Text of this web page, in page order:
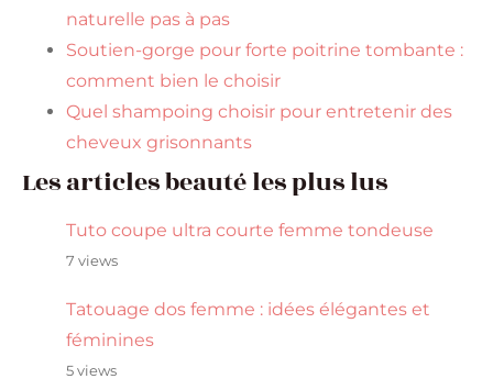
naturelle pas à pas
Soutien-gorge pour forte poitrine tombante :
comment bien le choisir
Quel shampoing choisir pour entretenir des
cheveux grisonnants
Les articles beauté les plus lus
Tuto coupe ultra courte femme tondeuse
7 views
Tatouage dos femme : idées élégantes et
féminines
5 views